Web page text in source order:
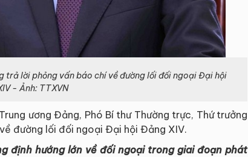
trả lời phỏng vấn báo chí về đường lối đối ngoại Đại hội
- Ảnh: TTXVN
ương Đảng, Phó Bí thư Thường trực, Thứ trưởng
đường lối đối ngoại Đại hội Đảng XIV.
định hướng lớn về đối ngoại trong giai đoạn phát